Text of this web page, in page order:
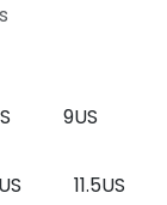
9US
11.5US